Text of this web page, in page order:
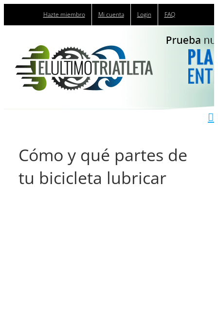
Hazte miembro Mi cuenta Login FAQ
Cómo y qué partes de
tu bicicleta lubricar